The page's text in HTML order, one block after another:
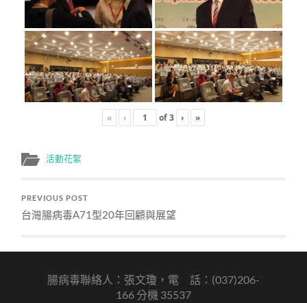
« ‹ of3 › »
活動花絮
PREVIOUS POST
台灣腸病毒A71型20年回顧與展望
腸病毒聯絡人：張文瓊，電 話：(037)206-
166 分機 35537